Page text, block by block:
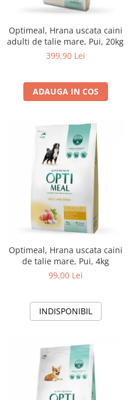
Optimeal, Hrana uscata caini
adulti de talie mare, Pui, 20kg
399,90 Lei
ADAUGA IN COS
Optimeal, Hrana uscata caini
de talie mare, Pui, 4kg
99,00 Lei
INDISPONIBIL